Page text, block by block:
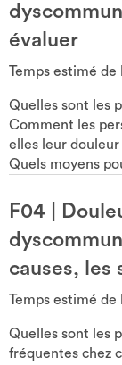
évaluer
Temps estimé de
Quelles sont les
Comment les
elles leur douleur
Quels moyens
F04
causes, les
Temps estimé de
Quelles sont les
fréquentes chez